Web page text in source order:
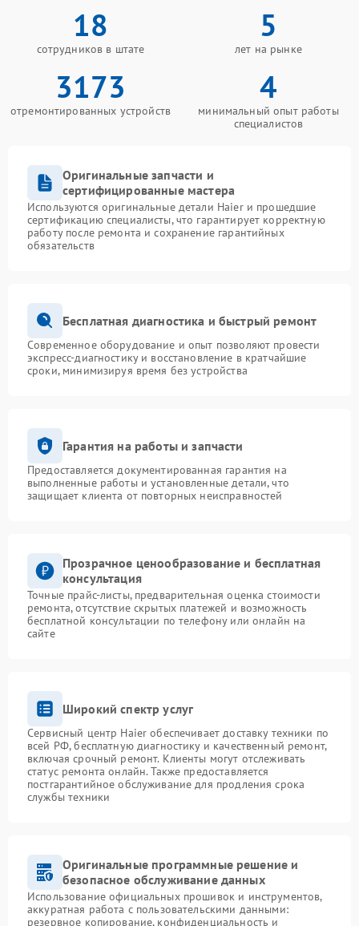
18
сотрудников в штате
5
лет на рынке
3173
отремонтированных устройств
4
минимальный опыт работы
специалистов
Оригинальные запчасти и
сертифицированные мастера
Используются оригинальные детали Haier и прошедшие
сертификацию специалисты, что гарантирует корректную
работу после ремонта и сохранение гарантийных
обязательств
Бесплатная диагностика и быстрый ремонт
Современное оборудование и опыт позволяют провести
экспресс-диагностику и восстановление в кратчайшие
сроки, минимизируя время без устройства
Гарантия на работы и запчасти
Предоставляется документированная гарантия на
выполненные работы и установленные детали, что
защищает клиента от повторных неисправностей
Прозрачное ценообразование и бесплатная
консультация
Точные прайс-листы, предварительная оценка стоимости
ремонта, отсутствие скрытых платежей и возможность
бесплатной консультации по телефону или онлайн на
сайте
Широкий спектр услуг
Сервисный центр Haier обеспечивает доставку техники по
всей РФ, бесплатную диагностику и качественный ремонт,
включая срочный ремонт. Клиенты могут отслеживать
статус ремонта онлайн. Также предоставляется
постгарантийное обслуживание для продления срока
службы техники
Оригинальные программные решение и
безопасное обслуживание данных
Использование официальных прошивок и инструментов,
аккуратная работа с пользовательскими данными:
резервное копирование, конфиденциальность и